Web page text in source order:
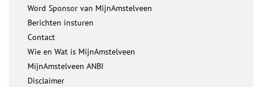
Word Sponsor van MijnAmstelveen
Berichten insturen
Contact
Wie en Wat is MijnAmstelveen
MijnAmstelveen ANBI
Disclaimer